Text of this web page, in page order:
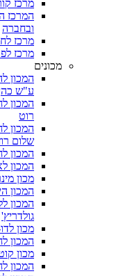
מרכז
המרכז
ובחברה
מרכז
מרכז
מכונים
המכון
ע"ש
המכון
רוט
המכון
שלום
המכון
המכון
מכון
המכון
המכון
גולדריץ'
מכון
המכון
מכון
המכון